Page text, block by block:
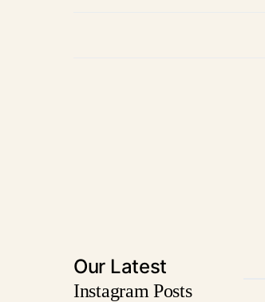
Our Latest
Instagram Posts